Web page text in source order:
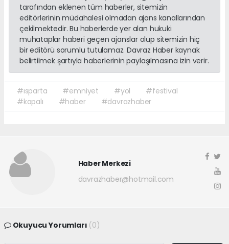
tarafından eklenen tüm haberler, sitemizin
editörlerinin müdahalesi olmadan ajans kanallarından
çekilmektedir. Bu haberlerde yer alan hukuki
muhataplar haberi geçen ajanslar olup sitemizin hiç
bir editörü sorumlu tutulamaz. Davraz Haber kaynak
belirtilmek şartıyla haberlerinin paylaşılmasına izin verir.
#ısparta #emniyet #yol
#festival
#kapalı
#haber #davrazhaber
Haber Merkezi
davrazhaber@hotmail.com
Okuyucu Yorumları (0)